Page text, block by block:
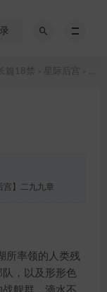
长篇18禁 星际后宫
宫】二九九章
率领的人类残
，以及形形色